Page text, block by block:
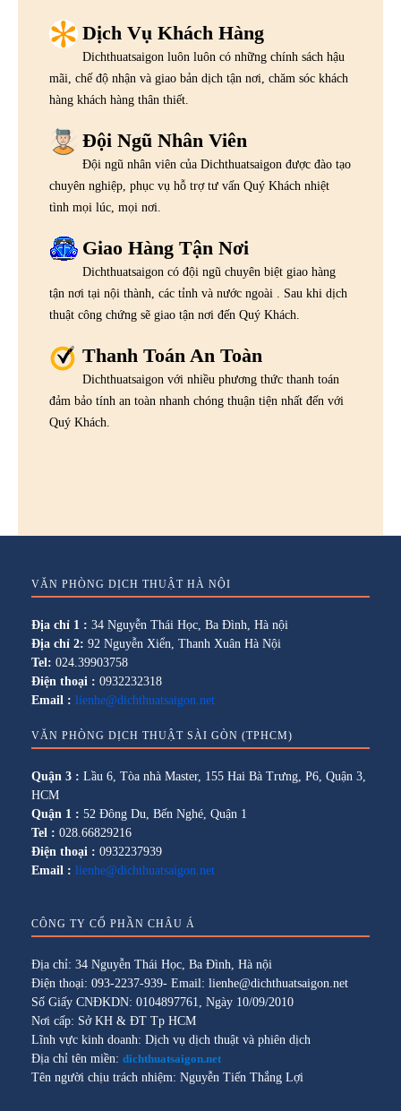
Dịch Vụ Khách Hàng
Dichthuatsaigon luôn luôn có những chính sách hậu
mãi, chế độ nhận và giao bản dịch tận nơi, chăm sóc khách
hàng khách hàng thân thiết.
Đội Ngũ Nhân Viên
Đội ngũ nhân viên của Dichthuatsaigon được đào tạo
chuyên nghiệp, phục vụ hỗ trợ tư vấn Quý Khách nhiệt
tình mọi lúc, mọi nơi.
Giao Hàng Tận Nơi
Dichthuatsaigon có đội ngũ chuyên biệt giao hàng
tận nơi tại nội thành, các tỉnh và nước ngoài . Sau khi dịch
thuật công chứng sẽ giao tận nơi đến Quý Khách.
Thanh Toán An Toàn
Dichthuatsaigon với nhiều phương thức thanh toán
đảm bảo tính an toàn nhanh chóng thuận tiện nhất đến với
Quý Khách.
VĂN PHÒNG DỊCH THUẬT HÀ NỘI
Địa chỉ 1 : 34 Nguyễn Thái Học, Ba Đình, Hà nội
Địa chỉ 2: 92 Nguyễn Xiển, Thanh Xuân Hà Nội
Tel: 024.39903758
Điện thoại : 0932232318
Email : lienhe@dichthuatsaigon.net
VĂN PHÒNG DỊCH THUẬT SÀI GÒN (TPHCM)
Quận 3 : Lầu 6, Tòa nhà Master, 155 Hai Bà Trưng, P6, Quận 3,
HCM
Quận 1 : 52 Đông Du, Bến Nghé, Quận 1
Tel : 028.66829216
Điện thoại : 0932237939
Email : lienhe@dichthuatsaigon.net
CÔNG TY CỔ PHẦN CHÂU Á
Địa chỉ: 34 Nguyễn Thái Học, Ba Đình, Hà nội
Điện thoại: 093-2237-939- Email: lienhe@dichthuatsaigon.net
Số Giấy CNĐKDN: 0104897761, Ngày 10/09/2010
Nơi cấp: Sở KH & ĐT Tp HCM
Lĩnh vực kinh doanh: Dịch vụ dịch thuật và phiên dịch
Địa chỉ tên miền: dichthuatsaigon.net
Tên người chịu trách nhiệm: Nguyễn Tiến Thắng Lợi